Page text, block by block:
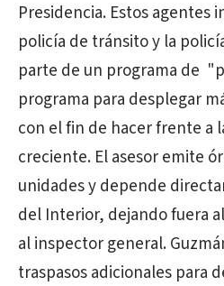
Presidencia. Estos agentes
policía de tránsito y la
parte de un programa de
programa para desplegar
con el fin de hacer frente a
creciente. El asesor emite
unidades y depende
del Interior, dejando fuera
al inspector general.
traspasos adicionales para